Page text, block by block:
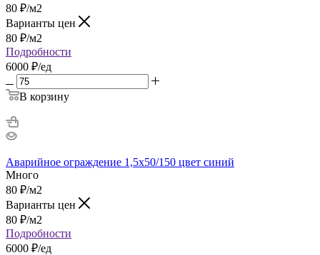
80 ₽/м2
Варианты цен
80 ₽/м2
Подробности
6000 ₽/ед
В корзину
Аварийное ограждение 1,5х50/150 цвет синий
Много
80 ₽/м2
Варианты цен
80 ₽/м2
Подробности
6000 ₽/ед